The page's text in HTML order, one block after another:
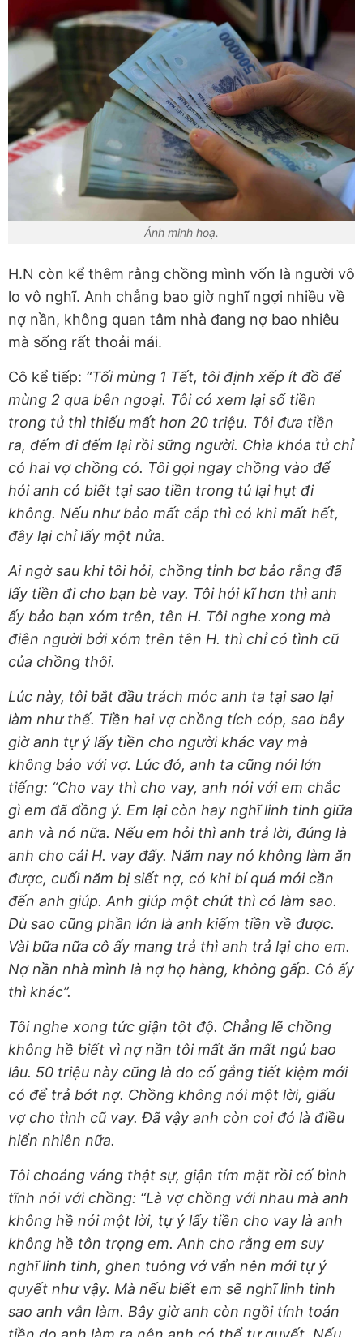
Ảnh minh hoạ.
H.N còn kể thêm rằng chồng mình vốn là người vô
lo vô nghĩ. Anh chẳng bao giờ nghĩ ngợi nhiều về
nợ nần, không quan tâm nhà đang nợ bao nhiêu
mà sống rất thoải mái.
Cô kể tiếp: “Tối mùng 1 Tết, tôi định xếp ít đồ để
mùng 2 qua bên ngoại. Tôi có xem lại số tiền
trong tủ thì thiếu mất hơn 20 triệu. Tôi đưa tiền
ra, đếm đi đếm lại rồi sững người. Chìa khóa tủ chỉ
có hai vợ chồng có. Tôi gọi ngay chồng vào để
hỏi anh có biết tại sao tiền trong tủ lại hụt đi
không. Nếu như bảo mất cắp thì có khi mất hết,
đây lại chỉ lấy một nửa.
Ai ngờ sau khi tôi hỏi, chồng tỉnh bơ bảo rằng đã
lấy tiền đi cho bạn bè vay. Tôi hỏi kĩ hơn thì anh
ấy bảo bạn xóm trên, tên H. Tôi nghe xong mà
điên người bởi xóm trên tên H. thì chỉ có tình cũ
của chồng thôi.
Lúc này, tôi bắt đầu trách móc anh ta tại sao lại
làm như thế. Tiền hai vợ chồng tích cóp, sao bây
giờ anh tự ý lấy tiền cho người khác vay mà
không bảo với vợ. Lúc đó, anh ta cũng nói lớn
tiếng: “Cho vay thì cho vay, anh nói với em chắc
gì em đã đồng ý. Em lại còn hay nghĩ linh tinh giữa
anh và nó nữa. Nếu em hỏi thì anh trả lời, đúng là
anh cho cái H. vay đấy. Năm nay nó không làm ăn
được, cuối năm bị siết nợ, có khi bí quá mới cần
đến anh giúp. Anh giúp một chút thì có làm sao.
Dù sao cũng phần lớn là anh kiếm tiền về được.
Vài bữa nữa cô ấy mang trả thì anh trả lại cho em.
Nợ nần nhà mình là nợ họ hàng, không gấp. Cô ấy
thì khác”.
Tôi nghe xong tức giận tột độ. Chẳng lẽ chồng
không hề biết vì nợ nần tôi mất ăn mất ngủ bao
lâu. 50 triệu này cũng là do cố gắng tiết kiệm mới
có để trả bớt nợ. Chồng không nói một lời, giấu
vợ cho tình cũ vay. Đã vậy anh còn coi đó là điều
hiển nhiên nữa.
Tôi choáng váng thật sự, giận tím mặt rồi cố bình
tĩnh nói với chồng: “Là vợ chồng với nhau mà anh
không hề nói một lời, tự ý lấy tiền cho vay là anh
không hề tôn trọng em. Anh cho rằng em suy
nghĩ linh tinh, ghen tuông vớ vẩn nên mới tự ý
quyết như vậy. Mà nếu biết em sẽ nghĩ linh tinh
sao anh vẫn làm. Bây giờ anh còn ngồi tính toán